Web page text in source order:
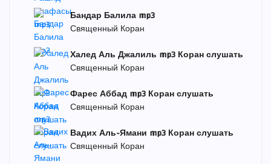
Бандар Балила mp3
Священный Коран
Халед Аль Джалиль mp3 Коран слушать
Священный Коран
Фарес Аббад mp3 Коран слушать
Священный Коран
Вадих Аль-Ямани mp3 Коран слушать
Священный Коран